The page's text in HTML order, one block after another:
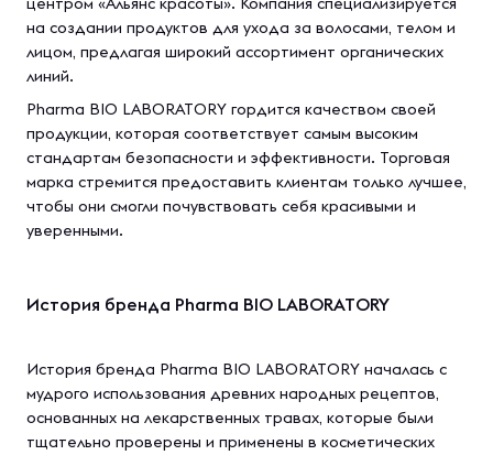
на создании продуктов для ухода за волосами, телом и
лицом, предлагая широкий ассортимент органических
линий.
Pharma BIO LABORATORY гордится качеством своей
продукции, которая соответствует самым высоким
стандартам безопасности и эффективности. Торговая
марка стремится предоставить клиентам только лучшее,
чтобы они смогли почувствовать себя красивыми и
уверенными.
История бренда Pharma BIO LABORATORY
История бренда Pharma BIO LABORATORY началась с
мудрого использования древних народных рецептов,
основанных на лекарственных травах, которые были
тщательно проверены и применены в косметических